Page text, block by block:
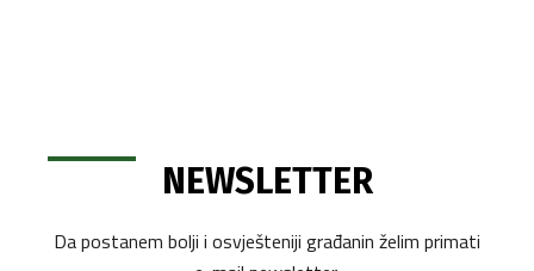
NEWSLETTER
Da postanem bolji i osvješteniji građanin želim primati